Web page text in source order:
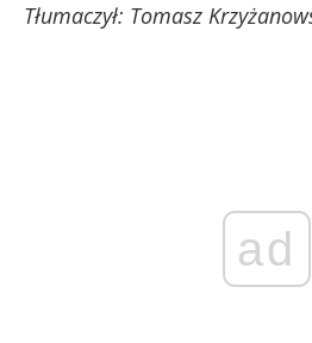
Tłumaczył: Tomasz
ad